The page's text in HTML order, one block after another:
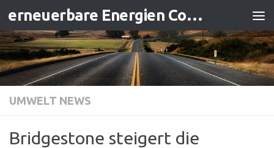
Zum Inhalt springen erneuerbare Energien Contracting
UMWELT NEWS
Bridgestone steigert die